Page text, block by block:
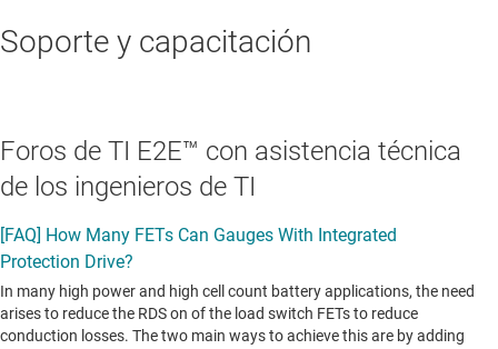
Soporte y capacitación
Foros de TI E2E™ con asistencia técnica
de los ingenieros de TI